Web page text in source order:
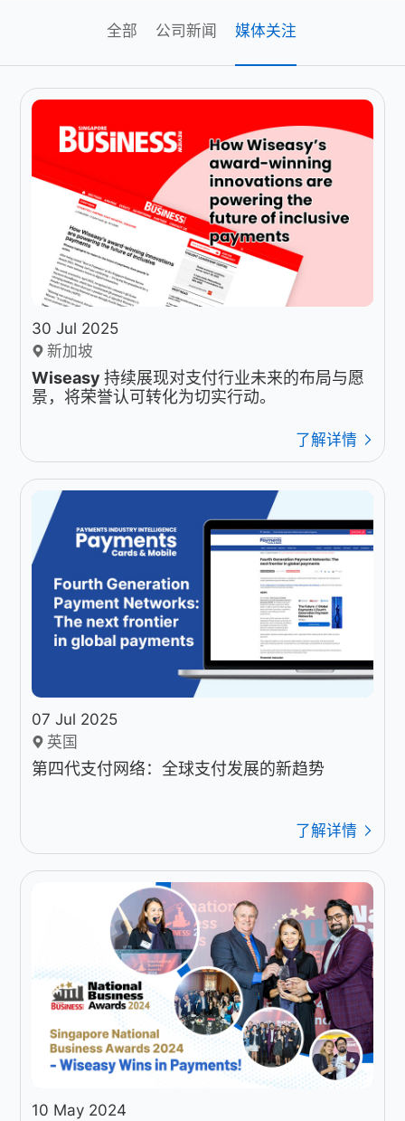
全部 公司新闻 媒体关注
30 Jul 2025
新加坡
Wiseasy 持续展现对支付行业未来的布局与愿
景，将荣誉认可转化为切实行动。
了解详情
07 Jul 2025
英国
第四代支付网络：全球支付发展的新趋势
了解详情
10 May 2024